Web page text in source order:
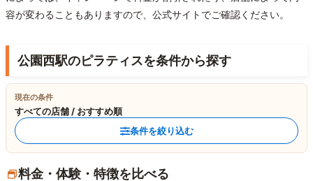
容が変わることもありますので、公式サイトでご確認ください。
公園西駅のピラティスを条件から探す
現在の条件
すべての店舗 / おすすめ順
条件を絞り込む
料金・体験・特徴を比べる